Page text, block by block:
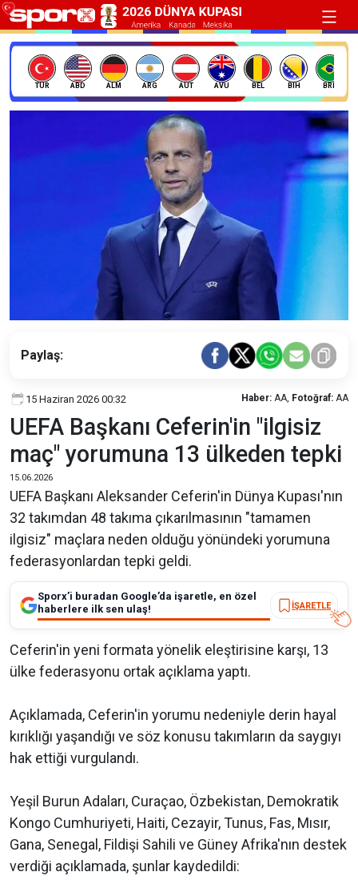
TÜR ABD ALM ARG AUT AVU BEL BIH BRE
Paylaş:
15 Haziran 2026 00:32 Haber: AA, Fotoğraf: AA
UEFA Başkanı Ceferin'in "ilgisiz
maç" yorumuna 13 ülkeden tepki
15.06.2026
UEFA Başkanı Aleksander Ceferin'in Dünya Kupası'nın
32 takımdan 48 takıma çıkarılmasının "tamamen
ilgisiz" maçlara neden olduğu yönündeki yorumuna
federasyonlardan tepki geldi.
Sporx’i buradan Google’da işaretle, en özel
haberlere ilk sen ulaş!
İŞARETLE
Ceferin'in yeni formata yönelik eleştirisine karşı, 13
ülke federasyonu ortak açıklama yaptı.
Açıklamada, Ceferin'in yorumu nedeniyle derin hayal
kırıklığı yaşandığı ve söz konusu takımların da saygıyı
hak ettiği vurgulandı.
Yeşil Burun Adaları, Curaçao, Özbekistan, Demokratik
Kongo Cumhuriyeti, Haiti, Cezayir, Tunus, Fas, Mısır,
Gana, Senegal, Fildişi Sahili ve Güney Afrika'nın destek
verdiği açıklamada, şunlar kaydedildi: